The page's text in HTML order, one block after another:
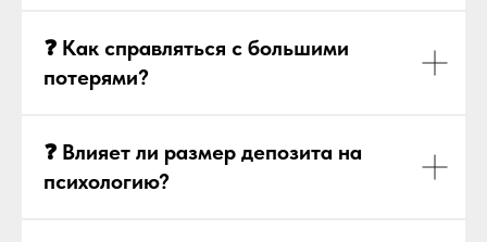
❓ Как справляться с большими
потерями?
❓ Влияет ли размер депозита на
психологию?